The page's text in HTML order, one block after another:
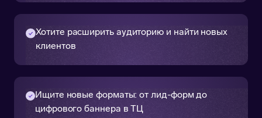
Хотите расширить аудиторию и найти новых
клиентов
Ищите новые форматы: от лид-форм до
цифрового баннера в ТЦ